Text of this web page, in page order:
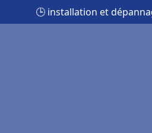
🕒 installation et